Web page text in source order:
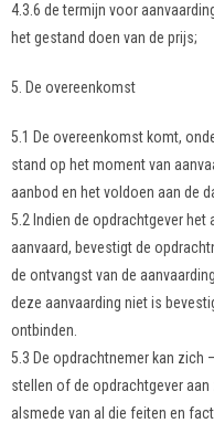
4.3.6 de termijn voor
het gestand doen van de prijs;
5. De overeenkomst
5.1 De overeenkomst komt,
stand op het moment van
aanbod en het voldoen aan de
5.2 Indien de opdrachtgever
aanvaard, bevestigt de
de ontvangst van de
deze aanvaarding niet is
ontbinden.
5.3 De opdrachtnemer kan zich
stellen of de opdrachtgever
alsmede van al die feiten en